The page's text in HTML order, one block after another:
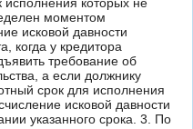
моментом
исковой давности
когда у кредитора
требование об
а если должнику
срок для исполнения
исковой давности
указанного срока. 3. По